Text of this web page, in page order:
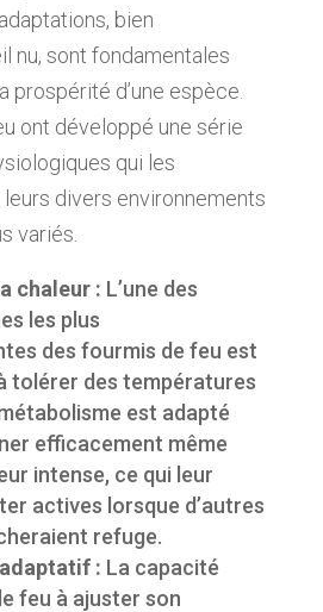
bien
nu, sont fondamentales
prospérité d’une espèce.
ont développé une série
qui les
divers environnements
variés.
chaleur : L’une des
les plus
des fourmis de feu est
tolérer des températures
est adapté
efficacement même
intense, ce qui leur
actives lorsque d’autres
refuge.
: La capacité
feu à ajuster son